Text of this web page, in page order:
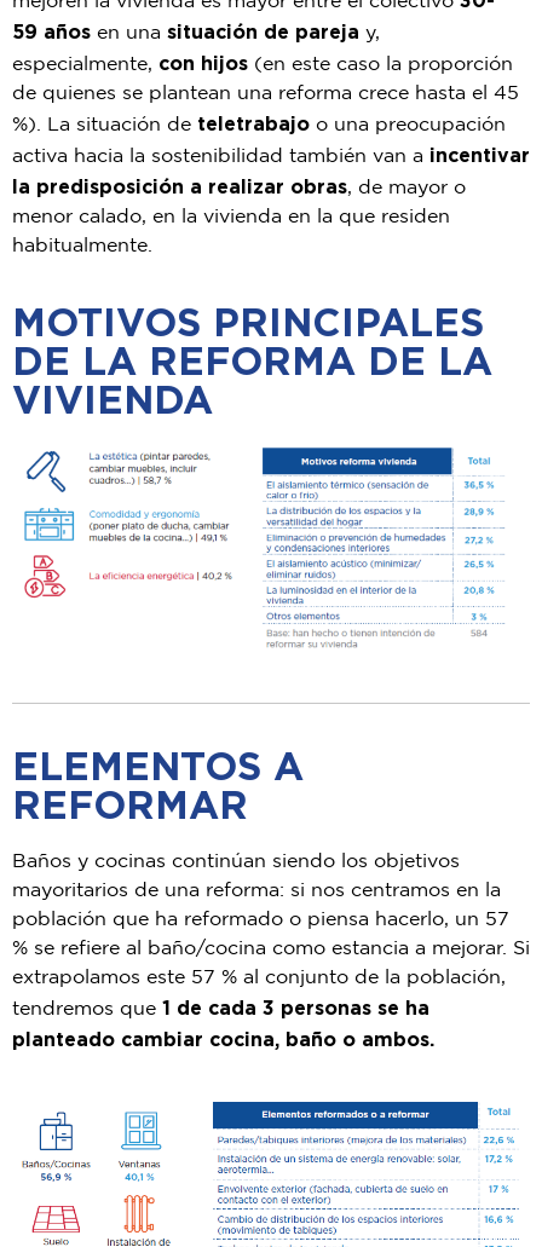
59 años en una situación de pareja y,
especialmente, con hijos (en este caso la proporción
de quienes se plantean una reforma crece hasta el 45
%). La situación de teletrabajo o una preocupación
activa hacia la sostenibilidad también van a incentivar
la predisposición a realizar obras, de mayor o
menor calado, en la vivienda en la que residen
habitualmente.
MOTIVOS PRINCIPALES
DE LA REFORMA DE LA
VIVIENDA
ELEMENTOS A
REFORMAR
Baños y cocinas continúan siendo los objetivos
mayoritarios de una reforma: si nos centramos en
la
población que ha reformado o piensa hacerlo, un 57
% se refiere al baño/cocina como estancia a mejorar. Si
extrapolamos este 57 % al conjunto de la población,
tendremos que 1 de cada 3 personas se ha
planteado cambiar cocina, baño o ambos.